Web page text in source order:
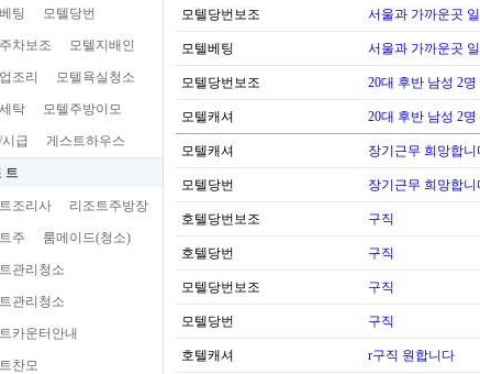
팅 모텔당번
차보조 모텔지배인
조리 모텔욕실청소
탁 모텔주방이모
급 게스트하우스
트
조리사 리조트주방장
주 룸메이드(청소)
관리청소
관리청소
카운터안내
찬모
모텔당번보조 서울과 가까운곳
모텔베팅 서울과 가까운곳
모텔당번보조 20대 후반 남성 2
모텔캐셔 20대 후반 남성 2
모텔캐셔 장기근무 희망합니
모텔당번 장기근무 희망합니
호텔당번보조 구직
호텔당번 구직
모텔당번보조 구직
모텔당번 구직
호텔캐셔 r구직 원합니다